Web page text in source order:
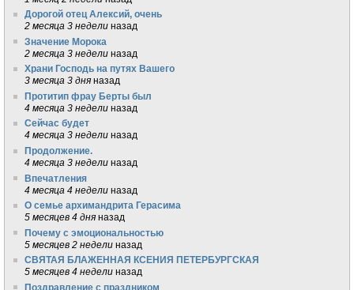
Дорогой отец Алексий, очень
2 месяца 3 недели назад
Значение Морока
2 месяца 3 недели назад
Храни Господь на путях Вашего
3 месяца 3 дня назад
Протитип фрау Берты был
4 месяца 3 недели назад
Сейчас будет
4 месяца 3 недели назад
Продолжение.
4 месяца 3 недели назад
Впечатления
4 месяца 4 недели назад
О семье архимандрита Герасима
5 месяцев 4 дня назад
Почему с эмоциональностью
5 месяцев 2 недели назад
СВЯТАЯ БЛАЖЕННАЯ КСЕНИЯ ПЕТЕРБУРГСКАЯ
5 месяцев 4 недели назад
Поздравление с праздником